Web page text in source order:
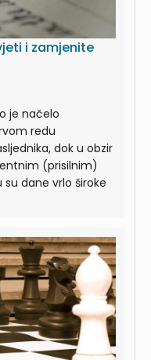
i zamjenite
je načelo
redu
dok u obzir
(prisilnim)
dane vrlo široke